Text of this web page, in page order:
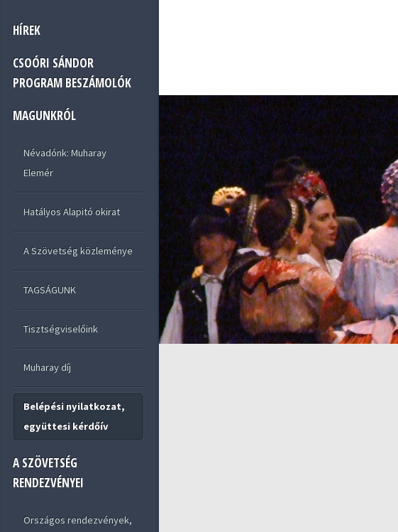
HÍREK
CSOÓRI SÁNDOR
PROGRAM BESZÁMOLÓK
MAGUNKRÓL
Névadónk: Muharay
Elemér
Hatályos Alapitó okirat
A Szövetség közleménye
TAGSÁGUNK
Tisztségviselőink
Muharay díj
Belépési nyilatkozat,
együttesi kérdőív
A SZÖVETSÉG
RENDEZVÉNYEI
Országos rendezvények,